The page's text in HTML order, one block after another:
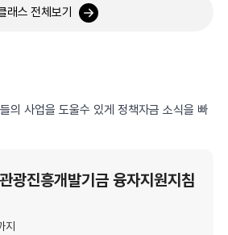
래스 전체보기
의 사업을 도울수 있게 정책자금 소식을 빠
광진흥개발기금 융자지원지침
지